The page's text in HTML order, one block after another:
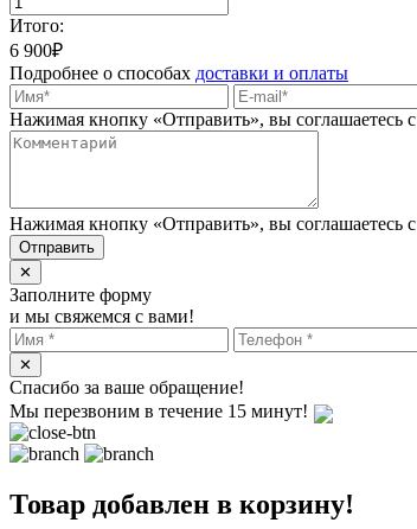
Итого:
6 900₽
Подробнее о способах доставки и оплаты
Нажимая кнопку «Отправить», вы соглашаетесь с
Нажимая кнопку «Отправить», вы соглашаетесь с
✕
Заполните форму
и мы свяжемся с вами!
✕
Спасибо за ваше обращение!
Мы перезвоним в течение 15 минут!
Товар добавлен в корзину!